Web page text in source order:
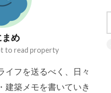
まめ
to read property
イフを送るべく、日々
建築メモを書いていき